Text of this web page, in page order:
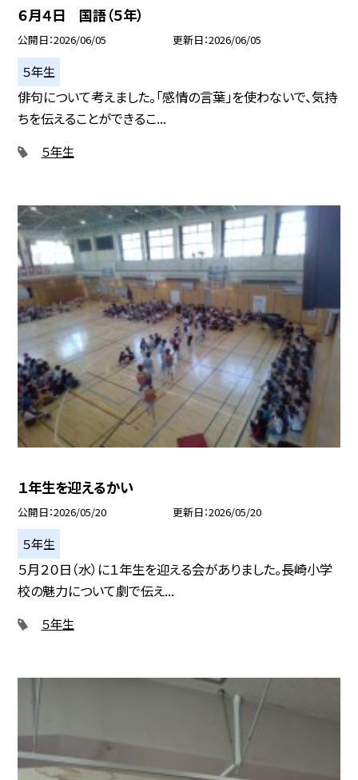
６月４日 国語（５年）
公開日 2026/06/05 更新日 2026/06/05
５年生
俳句について考えました。「感情の言葉」を使わないで、気持
ちを伝えることができるこ...
５年生
１年生を迎えるかい
公開日 2026/05/20 更新日 2026/05/20
５年生
５月２０日（水）に１年生を迎える会がありました。長崎小学
校の魅力について劇で伝え...
５年生